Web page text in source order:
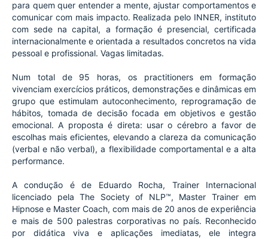
para quem quer entender a mente, ajustar comportamentos e
comunicar com mais impacto. Realizada pelo INNER, instituto
com sede na capital, a formação é presencial, certificada
internacionalmente e orientada a resultados concretos na vida
pessoal e profissional. Vagas limitadas.
Num total de 95 horas, os practitioners em formação
vivenciam exercícios práticos, demonstrações e dinâmicas em
grupo que estimulam autoconhecimento, reprogramação de
hábitos, tomada de decisão focada em objetivos e gestão
emocional. A proposta é direta: usar o cérebro a favor de
escolhas mais eficientes, elevando a clareza da comunicação
(verbal e não verbal), a flexibilidade comportamental e a alta
performance.
A condução é de Eduardo Rocha, Trainer Internacional
licenciado pela The Society of NLP™, Master Trainer em
Hipnose e Master Coach, com mais de 20 anos de experiência
e mais de 500 palestras corporativas no país. Reconhecido
por didática viva e aplicações imediatas, ele integra